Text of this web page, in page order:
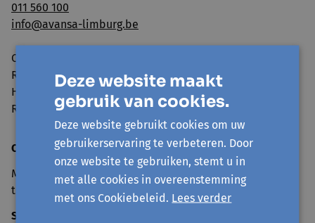
011 560 100
info@avansa-limburg.be
Ondernemingsnummer: ​0860.323.286
RPR: Ondernemingsrechtbank Antwerpen, afdeling
Hasselt
Rekeningnummer: BE98 7350 0766 3893
Openingsuren onthaal
Maandag tot en met vrijdag van 9u30 tot 12u30 en 13u30
tot 16u
Sluitingsdagen 2026
Deze website maakt
gebruik van cookies.
Deze website gebruikt cookies om uw
gebruikerservaring te verbeteren. Door
onze website te gebruiken, stemt u in
met alle cookies in overeenstemming
met ons Cookiebeleid. Lees verder